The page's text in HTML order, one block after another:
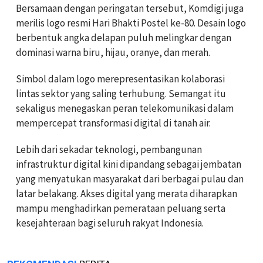
Bersamaan dengan peringatan tersebut, Komdigi juga
merilis logo resmi Hari Bhakti Postel ke-80. Desain logo
berbentuk angka delapan puluh melingkar dengan
dominasi warna biru, hijau, oranye, dan merah.
Simbol dalam logo merepresentasikan kolaborasi
lintas sektor yang saling terhubung. Semangat itu
sekaligus menegaskan peran telekomunikasi dalam
mempercepat transformasi digital di tanah air.
Lebih dari sekadar teknologi, pembangunan
infrastruktur digital kini dipandang sebagai jembatan
yang menyatukan masyarakat dari berbagai pulau dan
latar belakang. Akses digital yang merata diharapkan
mampu menghadirkan pemerataan peluang serta
kesejahteraan bagi seluruh rakyat Indonesia.